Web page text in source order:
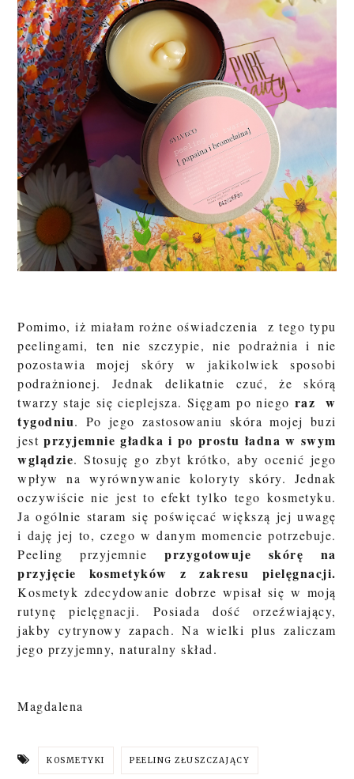
Pomimo, iż miałam rożne oświadczenia z tego typu
peelingami, ten nie szczypie, nie podrażnia i nie
pozostawia mojej skóry w jakikolwiek sposobi
podrażnionej. Jednak delikatnie czuć, że skórą
twarzy staje się cieplejsza. Sięgam po niego raz w
tygodniu. Po jego zastosowaniu skóra mojej buzi
jestprzyjemnie gładka i po prostu ładna w swym
wglądzie. Stosuję go zbyt krótko, aby ocenić jego
wpływ na wyrównywanie koloryty skóry. Jednak
oczywiście nie jest to efekt tylko tego kosmetyku.
Ja ogólnie staram się poświęcać większą jej uwagę
i daję jej to, czego w danym momencie potrzebuje.
Peeling przyjemnie przygotowuje skórę na
przyjęcie kosmetyków z zakresu pielęgnacji.
Kosmetyk zdecydowanie dobrze wpisał się w moją
rutynę pielęgnacji. Posiada dość orzeźwiający,
jakby cytrynowy zapach. Na wielki plus zaliczam
jego przyjemny, naturalny skład.
Magdalena
KOSMETYKI PEELING ZŁUSZCZAJĄCY